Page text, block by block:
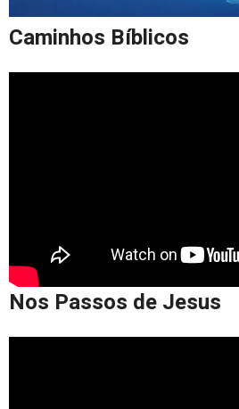
Caminhos Bíblicos
Nos Passos de Jesus